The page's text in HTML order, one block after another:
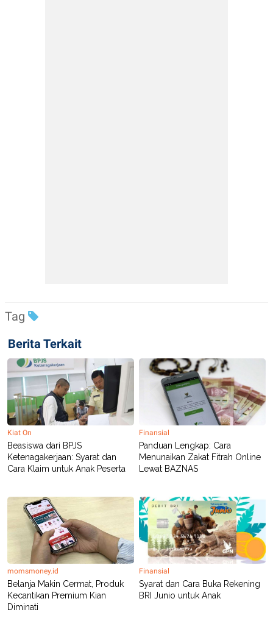
Tag
Berita Terkait
Kiat On
Beasiswa dari BPJS
Ketenagakerjaan: Syarat dan
Cara Klaim untuk Anak Peserta
Finansial
Panduan Lengkap: Cara
Menunaikan Zakat Fitrah Online
Lewat BAZNAS
momsmoney.id
Belanja Makin Cermat, Produk
Kecantikan Premium Kian
Diminati
Finansial
Syarat dan Cara Buka Rekening
BRI Junio untuk Anak